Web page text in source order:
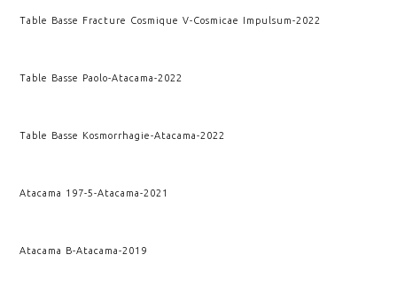
Table Basse Fracture Cosmique V-Cosmicae Impulsum-2022
Table Basse Paolo-Atacama-2022
Table Basse Kosmorrhagie-Atacama-2022
Atacama 197-5-Atacama-2021
Atacama B-Atacama-2019